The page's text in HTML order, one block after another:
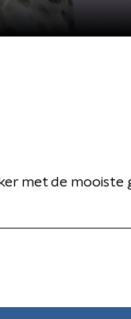
met de mooiste